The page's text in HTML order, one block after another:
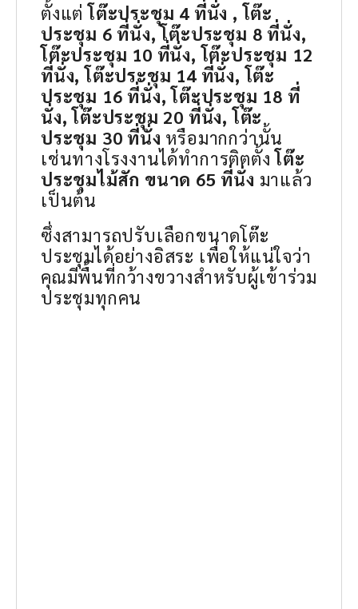
ตั้งแต่โต๊ะประชุม 4 ที่นั่ง , โต๊ะ
ประชุม 6 ที่นั่ง, โต๊ะประชุม 8 ที่นั่ง,
โต๊ะประชุม 10 ที่นั่ง, โต๊ะประชุม 12
ที่นั่ง, โต๊ะประชุม 14 ที่นั่ง, โต๊ะ
ประชุม 16 ที่นั่ง, โต๊ะประชุม 18 ที่
นั่ง, โต๊ะประชุม 20 ที่นั่ง, โต๊ะ
ประชุม 30 ที่นั่ง หรือมากกว่านั้น
เช่นทางโรงงานได้ทำการติตตั้งโต๊ะ
ประชุมไม้สัก ขนาด 65 ที่นั่ง มาแล้ว
เป็นต้น
ซึ่งสามารถปรับเลือกขนาดโต๊ะ
ประชุมได้อย่างอิสระ เพื่อให้แน่ใจว่า
คุณมีพื้นที่กว้างขวางสำหรับผู้เข้าร่วม
ประชุมทุกคน